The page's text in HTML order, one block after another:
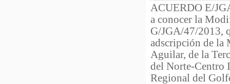
ACUERDO E/
a conocer la
G/JGA/47/2013,
adscripción de la
Aguilar, de la
del Norte-Centro
Regional del